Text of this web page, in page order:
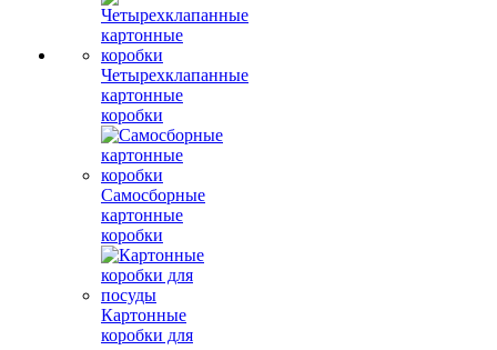
Четырехклапанные
картонные
коробки
Самосборные
картонные
коробки
Картонные
коробки для